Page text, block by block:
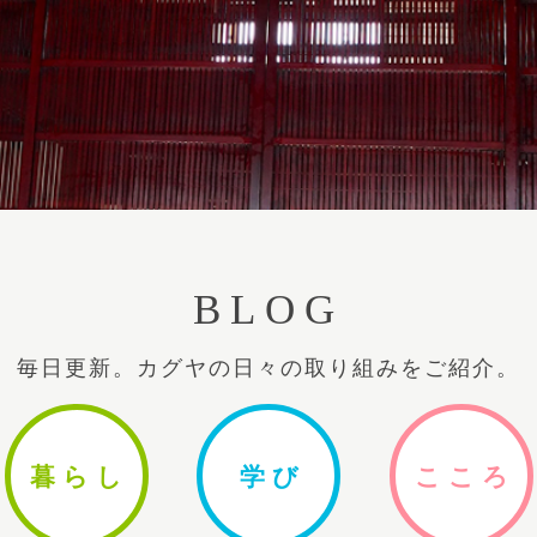
BLOG
毎日更新。カグヤの日々の取り組みをご紹介。
暮ら し 学 び ここ ろ